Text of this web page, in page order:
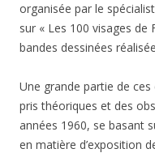
organisée par le
sur « Les 100 visages de
bandes dessinées
Une grande partie de
pris théoriques et des
années 1960, se basant
en matière d’exposition